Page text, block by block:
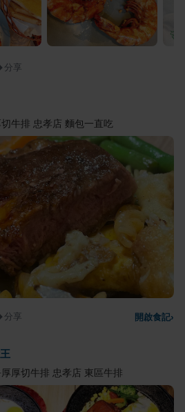
分享
牛排 忠孝店 麵包一直吃
分享 開啟食記›
厚切牛排 忠孝店 東區牛排